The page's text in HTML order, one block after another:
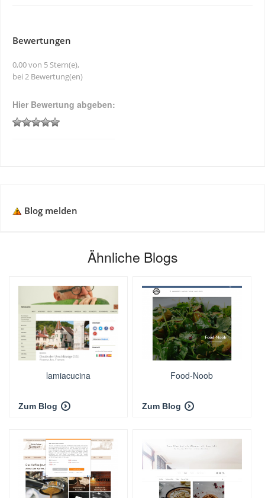
Bewertungen
0,00 von 5 Stern(e),
bei 2 Bewertung(en)
Hier Bewertung abgeben:
Blog melden
Ähnliche Blogs
lamiacucina
Zum Blog
Food-Noob
Zum Blog